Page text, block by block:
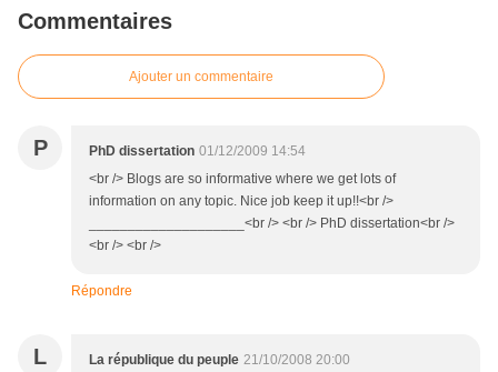
Commentaires
Ajouter un commentaire
P PhD dissertation 01/12/2009 14:54
<br /> Blogs are so informative where we get lots of
information on any topic. Nice job keep it up!!<br />
____________________<br /> <br /> PhD dissertation<br />
<br /> <br />
Répondre
L La république du peuple 21/10/2008 20:00